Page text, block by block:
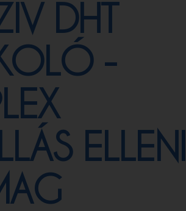
DHT
-
ELLENI